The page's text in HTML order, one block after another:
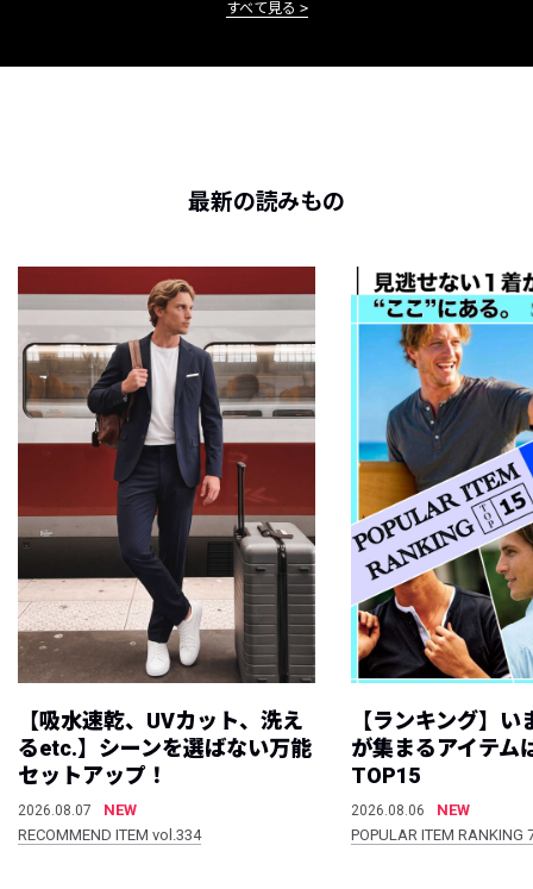
すべて見る
最新の読みもの
【吸水速乾、UVカット、洗え
るetc.】シーンを選ばない万能
セットアップ！
2026.08.07
NEW
RECOMMEND ITEM vol.334
【ランキング】
が集まるアイテム
TOP15
2026.08.06
NEW
POPULAR ITEM